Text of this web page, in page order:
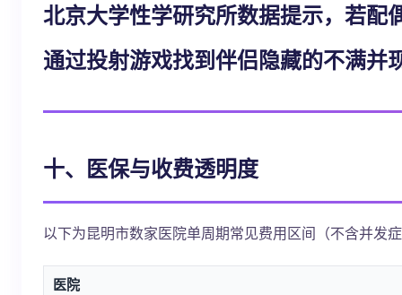
北京大学性学研究所数据提示，若配
通过投射游戏找到伴侣隐藏的不满并
十、医保与收费透明度
以下为昆明市数家医院单周期常见费用区间（不含并发
医院